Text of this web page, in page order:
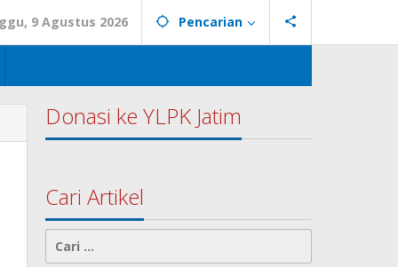
9 Agustus 2026 Pencarian
Donasi ke YLPK Jatim
Cari Artikel
Cari
untuk: